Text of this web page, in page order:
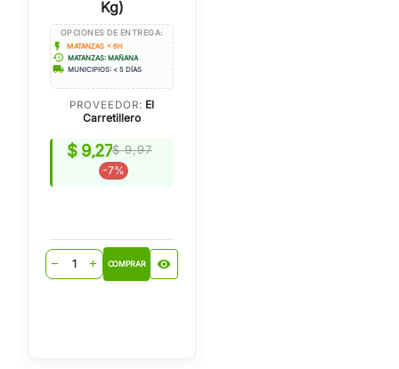
Kg)
OPCIONES DE ENTREGA:
flash_on MATANZAS < 6H
history MATANZAS: MAÑANA
local_shipping MUNICIPIOS: < 5 DÍAS
PROVEEDOR: El
Carretillero
$ 9,27$ 9,97
-7%
remove add COMPRAR visibility